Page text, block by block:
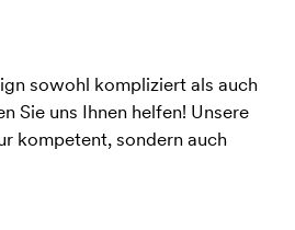
sowohl kompliziert als auch
Sie uns Ihnen helfen! Unsere
kompetent, sondern auch